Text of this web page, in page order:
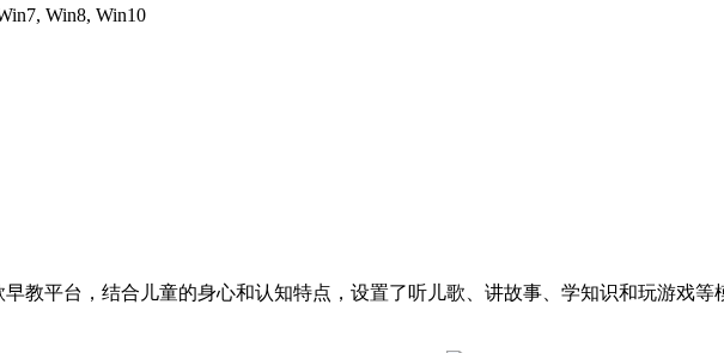
Win8, Win10
教平台，结合儿童的身心和认知特点，设置了听儿歌、讲故事、学知识和玩游戏